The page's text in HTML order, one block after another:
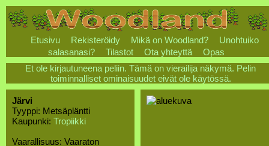
Etusivu Rekisteröidy Mikä on Woodland?
Unohtuiko
salasanasi?
Tilastot Ota yhteyttä
Opas
Et ole kirjautuneena peliin. Tämä on vierailija näkymä. Pelin
toiminnalliset ominaisuudet eivät ole käytössä.
Järvi
Tyyppi: Metsäpläntti
Kaupunki: Tropiikki
Vaarallisuus: Vaaraton